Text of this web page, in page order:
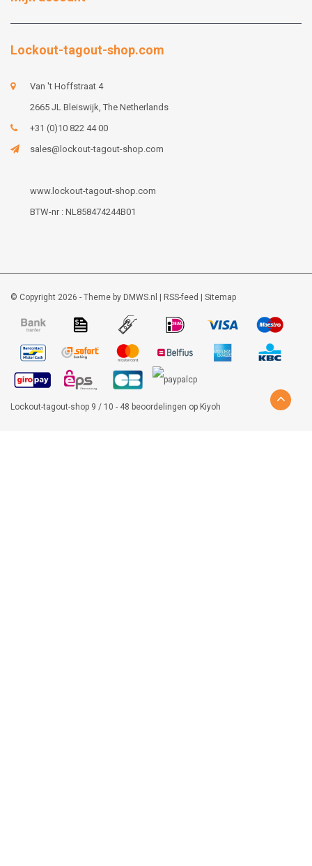
Lockout-tagout-shop.com
Van 't Hoffstraat 4
2665 JL Bleiswijk, The Netherlands
+31 (0)10 822 44 00
sales@lockout-tagout-shop.com
www.lockout-tagout-shop.com
BTW-nr : NL858474244B01
© Copyright 2026 - Theme by DMWS.nl RSS-feed Sitemap
Lockout-tagout-shop 9 / 10 - 48 beoordelingen op Kiyoh